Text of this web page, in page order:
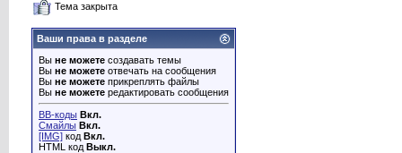
Тема закрыта
Ваши права в разделе
Вы не можете создавать темы
Вы не можете отвечать на сообщения
Вы не можете прикреплять файлы
Вы не можете редактировать сообщения
BB-коды Вкл.
Смайлы Вкл.
[IMG] код Вкл.
HTML код Выкл.